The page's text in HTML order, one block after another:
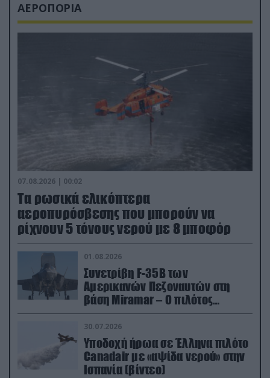
ΑΕΡΟΠΟΡΙΑ
07.08.2026 | 00:02
Τα ρωσικά ελικόπτερα
αεροπυρόσβεσης που μπορούν να
ρίχνουν 5 τόνους νερού με 8 μποφόρ
01.08.2026
Συνετρίβη F-35B των
Αμερικανών Πεζοναυτών στη
βάση Miramar – Ο πιλότος
εκτινάχθηκε εγκαίρως
30.07.2026
Υποδοχή ήρωα σε Έλληνα πιλότο
Canadair με «αψίδα νερού» στην
Ισπανία (βίντεο)